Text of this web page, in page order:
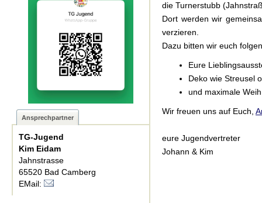
Ansprechpartner
TG-Jugend
Kim Eidam
Jahnstrasse
65520 Bad Camberg
EMail:
die Turnerstubb
Dort werden wir
verzieren.
Dazu bitten wir euch
Eure
Deko wie Streusel
und maximale
Wir freuen uns auf Euch,
eure Jugendvertreter
Johann & Kim